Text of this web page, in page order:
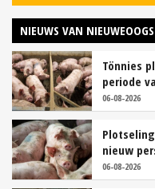
NIEUWS VAN
Tönnies
periode
06-08-2026
nieuw
06-08-2026